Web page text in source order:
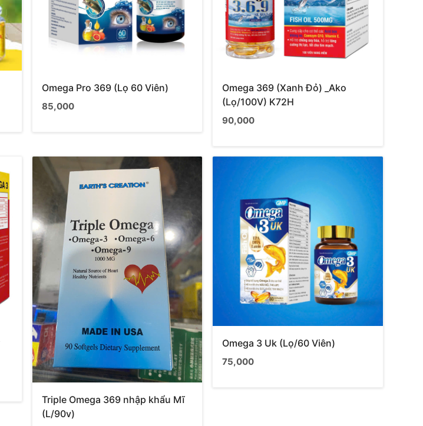
Omega Pro 369 (Lọ 60 Viên)
85,000
Omega 369 (Xanh Đỏ) _Ako
(Lọ/100V) K72H
90,000
Triple Omega 369 nhập khẩu Mĩ
(L/90v)
Omega 3 Uk (Lọ/60 Viên)
75,000